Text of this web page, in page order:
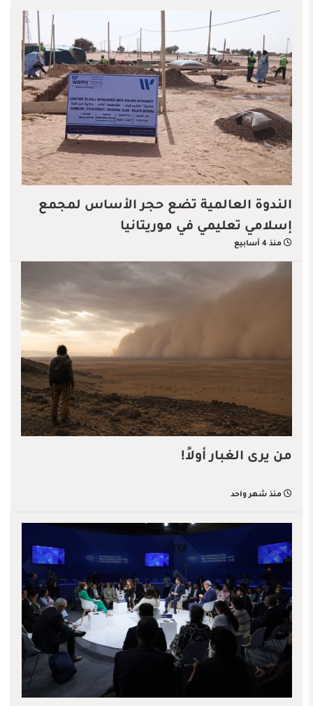
الندوة العالمية تضع حجر الأساس لمجمع
إسلامي تعليمي في موريتانيا
منذ 4 أسابيع
من يرى الغبار أولاً!
منذ شهر واحد